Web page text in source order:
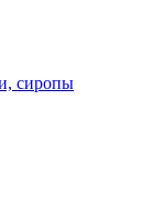
сиропы